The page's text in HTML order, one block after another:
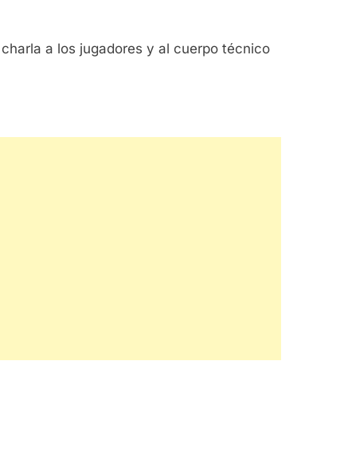
a los jugadores y al cuerpo técnico